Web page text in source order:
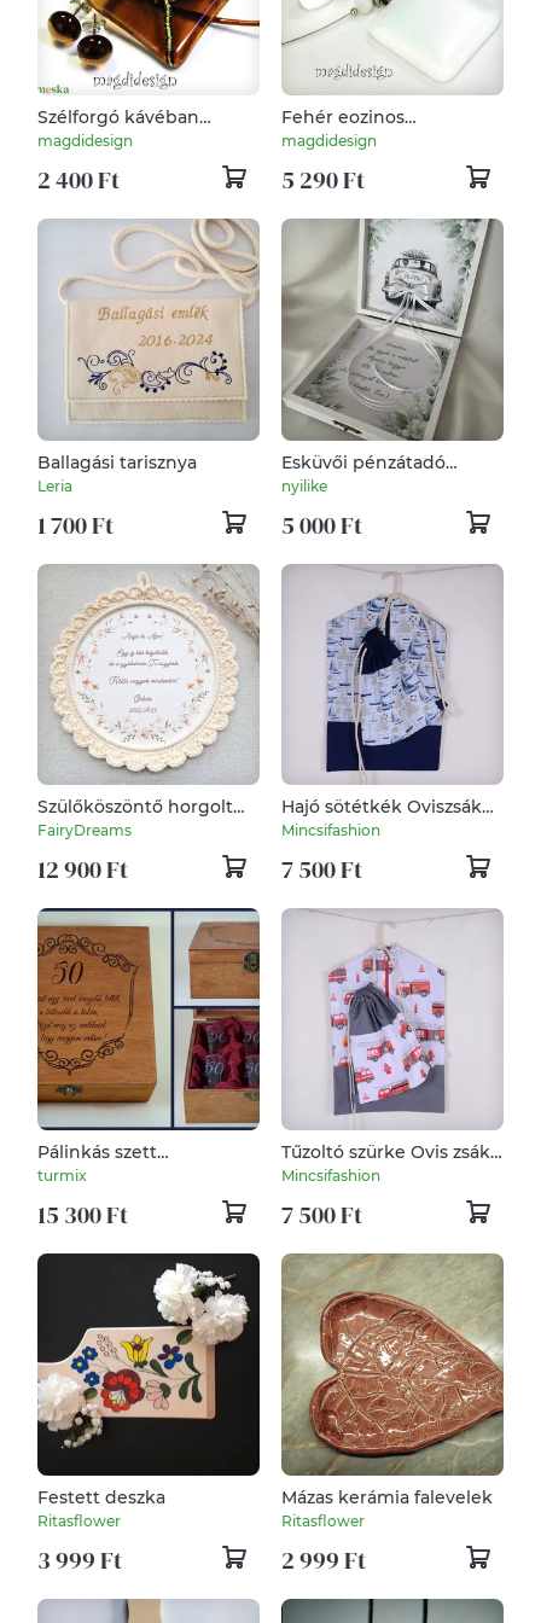
Szélforgó kávéban
üvegékszer szett
nyaklánc pötty fülbevaló
magdidesign
2 400 Ft
Fehér eozinos
üvegékszer szett
nyaklánc, gyűrű, stiftes
fülbevaló
magdidesign
5 290 Ft
Ballagási tarisznya
Leria
1 700 Ft
Esküvői pénzátadó
dobozka... IV.
nyilike
5 000 Ft
Szülőköszöntő horgolt
kép - krém szín
FairyDreams
12 900 Ft
Hajó sötétkék Oviszsák
és tornazsák szett
Mincsifashion
7 500 Ft
Pálinkás szett
születésnapra
turmix
15 300 Ft
Tűzoltó szürke Ovis zsák
és hátizsák névhímzéssel
Mincsifashion
7 500 Ft
Festett deszka
Ritasflower
3 999 Ft
Mázas kerámia falevelek
Ritasflower
2 999 Ft